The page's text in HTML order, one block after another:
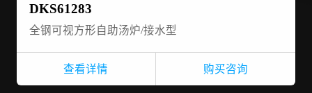
DKS61283
全钢可视方形自助汤炉/接水型
查看详情 购买咨询